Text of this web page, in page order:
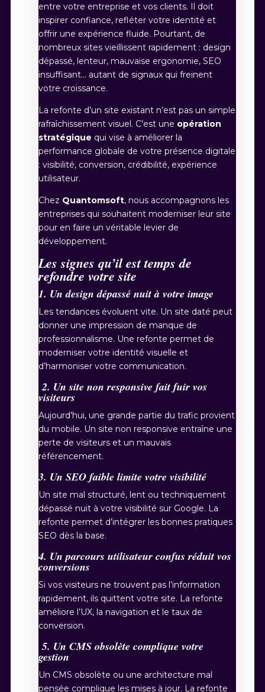
entre votre entreprise et vos clients. Il doit
inspirer confiance, refléter votre identité et
offrir une expérience fluide. Pourtant, de
nombreux sites vieillissent rapidement : design
dépassé, lenteur, mauvaise ergonomie, SEO
insuffisant… autant de signaux qui freinent
votre croissance.
La refonte d’un site existant n’est pas un simple
rafraîchissement visuel. C’est une opération
stratégique qui vise à améliorer la
performance globale de votre présence digitale
: visibilité, conversion, crédibilité, expérience
utilisateur.
Chez Quantomsoft, nous accompagnons les
entreprises qui souhaitent moderniser leur site
pour en faire un véritable levier de
développement.
Les signes qu’il est temps de
refondre votre site
1. Un design dépassé nuit à votre image
Les tendances évoluent vite. Un site daté peut
donner une impression de manque de
professionnalisme. Une refonte permet de
moderniser votre identité visuelle et
d’harmoniser votre communication.
2. Un site non responsive fait fuir vos
visiteurs
Aujourd’hui, une grande partie du trafic provient
du mobile. Un site non responsive entraîne une
perte de visiteurs et un mauvais
référencement.
3. Un SEO faible limite votre visibilité
Un site mal structuré, lent ou techniquement
dépassé nuit à votre visibilité sur Google. La
refonte permet d’intégrer les bonnes pratiques
SEO dès la base.
4. Un parcours utilisateur confus réduit vos
conversions
Si vos visiteurs ne trouvent pas l’information
rapidement, ils quittent votre site. La refonte
améliore l’UX, la navigation et le taux de
conversion.
5. Un CMS obsolète complique votre
gestion
Un CMS obsolète ou une architecture mal
pensée complique les mises à jour. La refonte